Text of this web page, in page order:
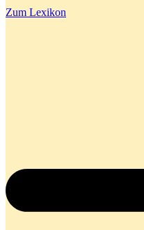
Zum Lexikon